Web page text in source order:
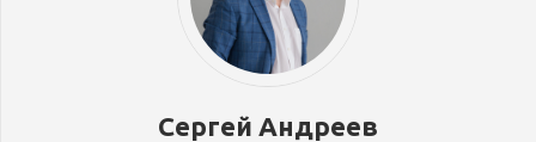
Сергей Андреев